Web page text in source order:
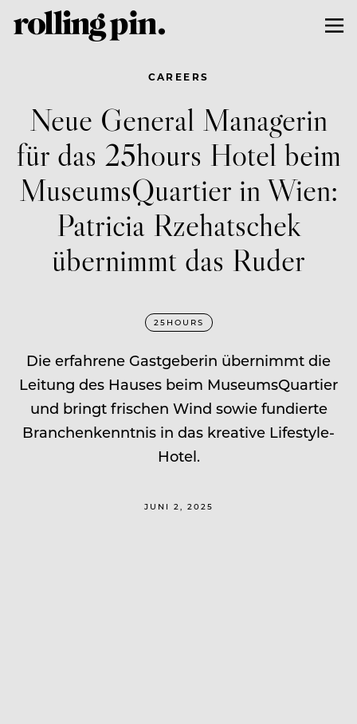
CAREERS
Neue General Managerin
für das 25hours Hotel beim
MuseumsQuartier in Wien:
Patricia Rzehatschek
übernimmt das Ruder
25HOURS
Die erfahrene Gastgeberin übernimmt die
Leitung des Hauses beim MuseumsQuartier
und bringt frischen Wind sowie fundierte
Branchenkenntnis in das kreative Lifestyle-
Hotel.
JUNI 2, 2025